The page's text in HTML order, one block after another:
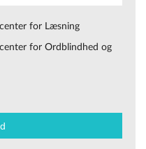
for Læsning
for Ordblindhed og